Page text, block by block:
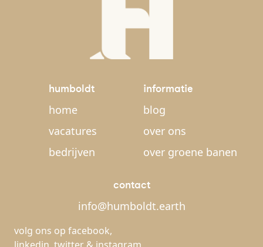
humboldt
home
vacatures
bedrijven
informatie
blog
over ons
over groene banen
contact
info@humboldt.earth
volg ons op facebook,